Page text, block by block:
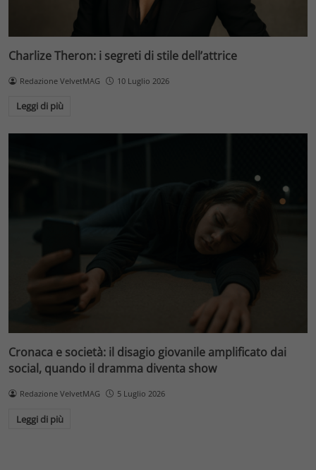
Charlize Theron: i segreti di stile dell’attrice
Redazione VelvetMAG 10 Luglio 2026
Leggi di più
Cronaca e società: il disagio giovanile amplificato dai
social, quando il dramma diventa show
Redazione VelvetMAG 5 Luglio 2026
Leggi di più